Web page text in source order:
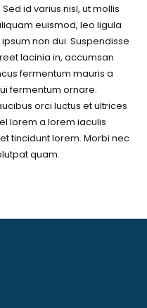
id varius nisl, ut mollis
euismod, leo ligula
non dui. Suspendisse
lacinia in, accumsan
fermentum mauris a
fermentum ornare.
orci luctus et ultrices
lorem a lorem iaculis
tincidunt lorem. Morbi nec
quam.